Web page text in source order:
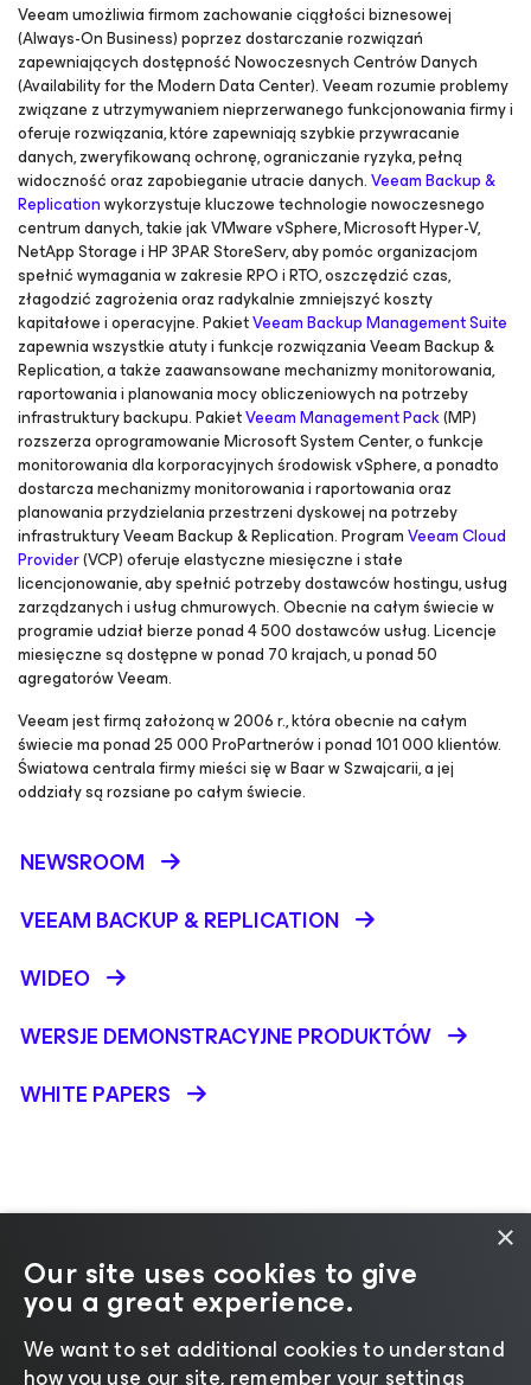
Veeam umożliwia firmom zachowanie ciągłości biznesowej
(Always-On Business) poprzez dostarczanie rozwiązań
zapewniających dostępność Nowoczesnych Centrów Danych
(Availability for the Modern Data Center). Veeam rozumie problemy
związane z utrzymywaniem nieprzerwanego funkcjonowania firmy i
oferuje rozwiązania, które zapewniają szybkie przywracanie
danych, zweryfikowaną ochronę, ograniczanie ryzyka, pełną
widoczność oraz zapobieganie utracie danych.Veeam Backup &
Replicationwykorzystuje kluczowe technologie nowoczesnego
centrum danych, takie jak VMware vSphere, Microsoft Hyper-V,
NetApp Storage i HP 3PAR StoreServ, aby pomóc organizacjom
spełnić wymagania w zakresie RPO i RTO, oszczędzić czas,
złagodzić zagrożenia oraz radykalnie zmniejszyć koszty
kapitałowe i operacyjne. PakietVeeam Backup Management Suite
zapewnia wszystkie atuty i funkcje rozwiązania Veeam Backup &
Replication, a także zaawansowane mechanizmy monitorowania,
raportowania i planowania mocy obliczeniowych na potrzeby
infrastruktury backupu. PakietVeeam Management Pack(MP)
rozszerza oprogramowanie Microsoft System Center, o funkcje
monitorowania dla korporacyjnych środowisk vSphere, a ponadto
dostarcza mechanizmy monitorowania i raportowania oraz
planowania przydzielania przestrzeni dyskowej na potrzeby
infrastruktury Veeam Backup & Replication. ProgramVeeam Cloud
Provider(VCP) oferuje elastyczne miesięczne i stałe
licencjonowanie, aby spełnić potrzeby dostawców hostingu, usług
zarządzanych i usług chmurowych. Obecnie na całym świecie w
programie udział bierze ponad 4 500 dostawców usług. Licencje
miesięczne są dostępne w ponad 70 krajach, u ponad 50
agregatorów Veeam.
Veeam jest firmą założoną w 2006 r., która obecnie na całym
świecie ma ponad 25 000 ProPartnerów i ponad 101 000 klientów.
Światowa centrala firmy mieści się w Baar w Szwajcarii, a jej
oddziały są rozsiane po całym świecie.
NEWSROOM
VEEAM BACKUP &REPLICATION
WIDEO
WERSJE DEMONSTRACYJNE PRODUKTÓW
WHITE PAPERS
©2026 Veeam® Software | Uwaga dotycząca
Zmień język
×
Our site uses cookies to give
you a great experience.
We want to set additional cookies to understand
how you use our site, remember your settings